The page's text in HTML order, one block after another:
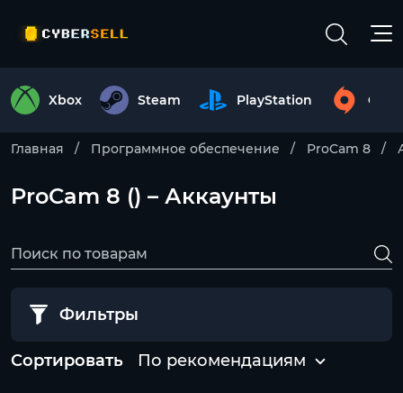
Xbox Steam PlayStation
Главная Программное обеспечение ProCam 8
ProCam 8 () – Аккаунты
Фильтры
Сортировать По рекомендациям